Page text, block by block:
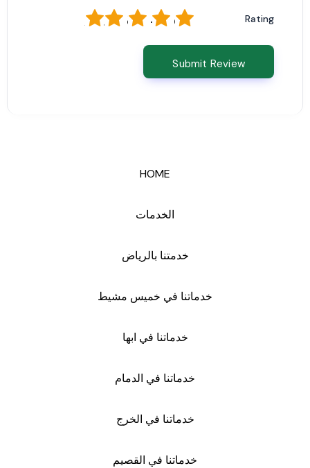
Rating
5
4
3
2
1
HOME
الخدمات
خدمتنا بالرياض
خدماتنا في خميس مشيط
خدماتنا في ابها
خدماتنا في الدمام
خدماتنا في الخرج
خدماتنا في القصيم